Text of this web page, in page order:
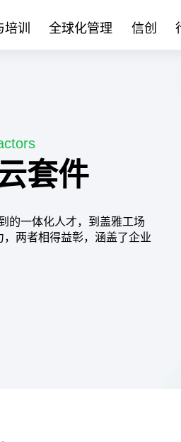
训 全球化管理 信创
套件
的一体化人才，到盖雅工场
两者相得益彰，涵盖了企业